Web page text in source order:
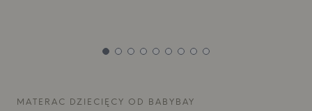
MATERAC DZIECIĘCY OD BABYBAY